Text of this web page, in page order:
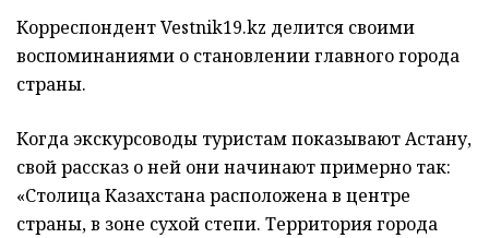
Корреспондент Vestnik19.kz делится своими
воспоминаниями о становлении главного города
страны.
Когда экскурсоводы туристам показывают Астану,
свой рассказ о ней они начинают примерно так:
«Столица Казахстана расположена в центре
страны, в зоне сухой степи. Территория города